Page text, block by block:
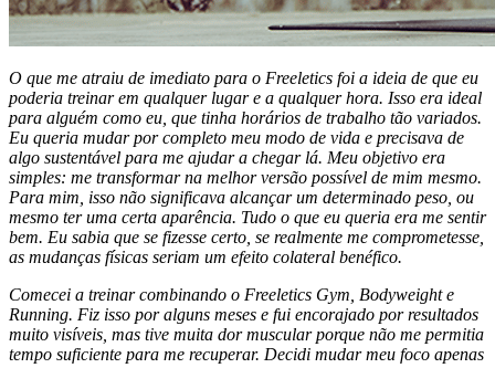
O que me atraiu de imediato para o Freeletics foi a ideia de que eu
poderia treinar em qualquer lugar e a qualquer hora. Isso era ideal
para alguém como eu, que tinha horários de trabalho tão variados.
Eu queria mudar por completo meu modo de vida e precisava de
algo sustentável para me ajudar a chegar lá. Meu objetivo era
simples: me transformar na melhor versão possível de mim mesmo.
Para mim, isso não significava alcançar um determinado peso, ou
mesmo ter uma certa aparência. Tudo o que eu queria era me sentir
bem. Eu sabia que se fizesse certo, se realmente me comprometesse,
as mudanças físicas seriam um efeito colateral benéfico.
Comecei a treinar combinando o Freeletics Gym, Bodyweight e
Running. Fiz isso por alguns meses e fui encorajado por resultados
muito visíveis, mas tive muita dor muscular porque não me permitia
tempo suficiente para me recuperar. Decidi mudar meu foco apenas